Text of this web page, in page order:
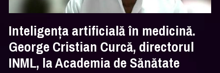
Inteligența artificială în medicină.
George Cristian Curcă, directorul
INML, la Academia de Sănătate